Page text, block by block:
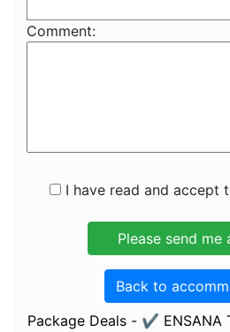
Comment:
I have read and accept
Back to
Package Deals - ✔️ ENSANA